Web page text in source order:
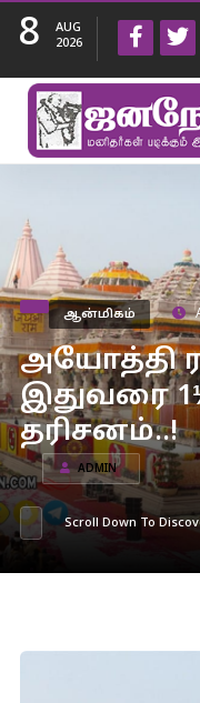
8
AUG
2026
ஆன்மிகம்
அயோத்தி
இதுவரை
தரிசனம்..!
ADMIN
Scroll Down To